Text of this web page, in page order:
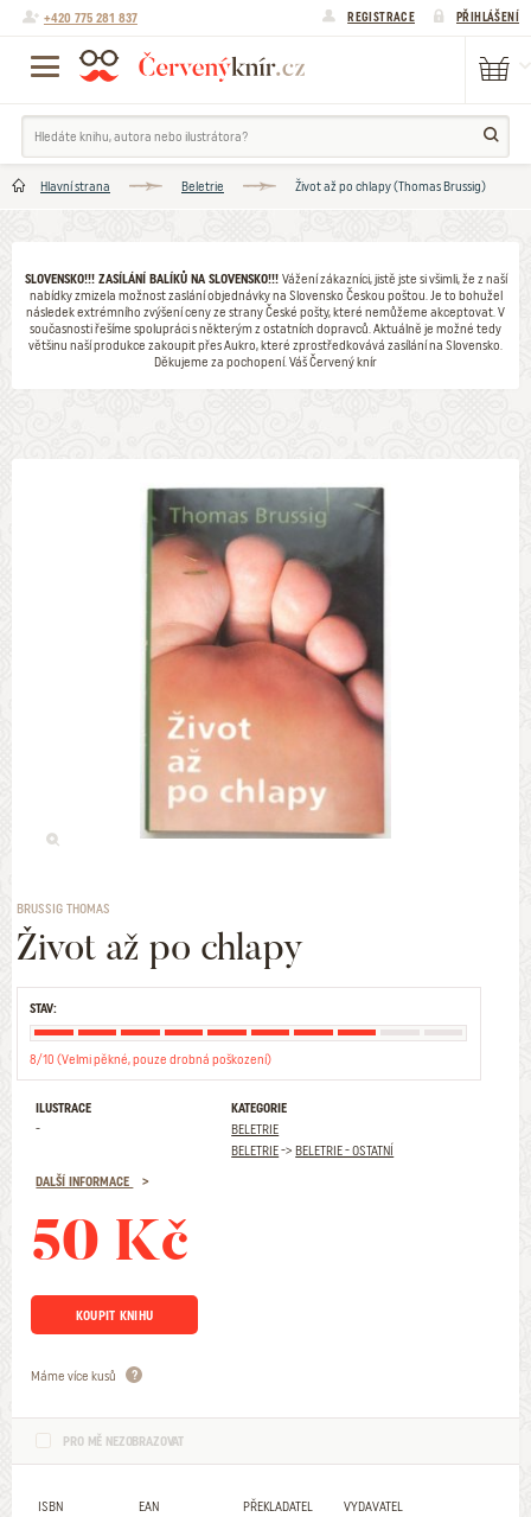
+420 775 281 837 REGISTRACE PŘIHLÁŠENÍ
Hlavní strana Beletrie Život až po chlapy (Thomas Brussig)
SLOVENSKO!!! ZASÍLÁNÍ BALÍKŮ NA SLOVENSKO!!! Vážení zákazníci, jistě jste si všimli, že z naší
nabídky zmizela možnost zaslání objednávky na Slovensko Českou poštou. Je to bohužel
následek extrémního zvýšení ceny ze strany České pošty, které nemůžeme akceptovat. V
současnosti řešíme spolupráci s některým z ostatních dopravců. Aktuálně je možné tedy
většinu naší produkce zakoupit přes Aukro, které zprostředkovává zasílání na Slovensko.
Děkujeme za pochopení. Váš Červený knír
BRUSSIG THOMAS
Život až po chlapy
STAV:
8/10 (Velmi pěkné, pouze drobná poškození)
ILUSTRACE
-
KATEGORIE
BELETRIE
BELETRIE->BELETRIE - OSTATNÍ
DALŠÍ INFORMACE
50 Kč
KOUPIT KNIHU
Máme více kusů
PRO MĚ NEZOBRAZOVAT
ISBN
EAN
PŘEKLADATEL
VYDAVATEL